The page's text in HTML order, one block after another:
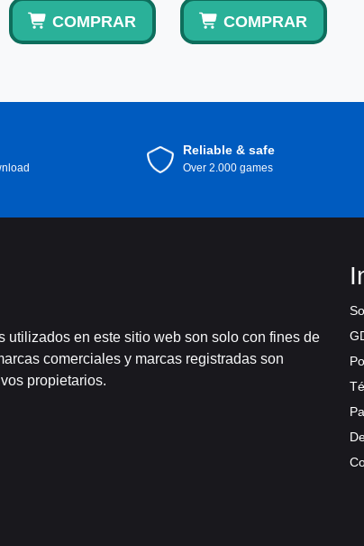
COMPRAR COMPRAR
Reliable & safe
Over 2.000 games
utilizados en este sitio web son solo con fines de
comerciales y marcas registradas son
propietarios.